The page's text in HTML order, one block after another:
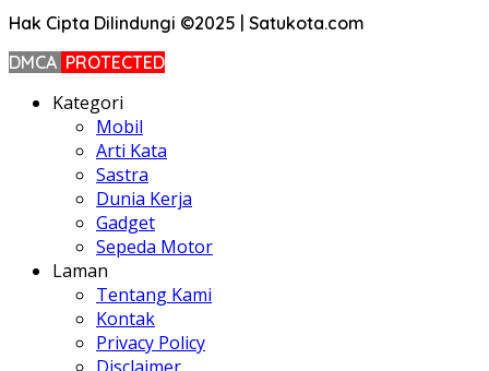
Hak Cipta Dilindungi ©2025 | Satukota.com
DMCA PROTECTED
Kategori
Mobil
Arti Kata
Sastra
Dunia Kerja
Gadget
Sepeda Motor
Laman
Tentang Kami
Kontak
Privacy Policy